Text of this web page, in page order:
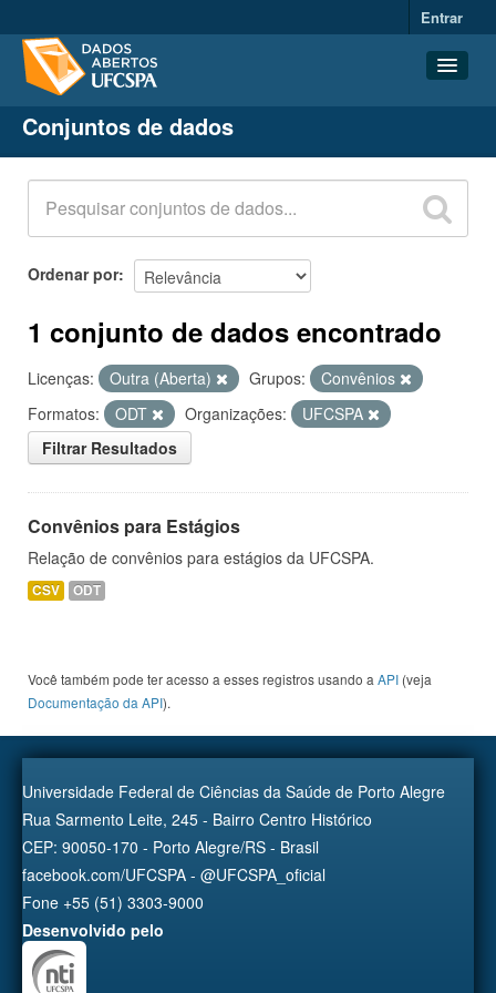
Entrar
Conjuntos de dados
Organizações
Grupos
Sobre
Conjuntos de dados
Ordenar por
1 conjunto de dados encontrado
Licenças: Outra (Aberta) Grupos:
Convênios
Formatos:
ODT Organizações:
UFCSPA
Filtrar Resultados
Convênios para Estágios
Relação de convênios para estágios da UFCSPA.
CSV ODT
Você também pode ter acesso a esses registros usando a API (veja
Documentação da API).
Universidade Federal de Ciências da Saúde de Porto Alegre
Rua Sarmento Leite, 245 - Bairro Centro Histórico
CEP: 90050-170 - Porto Alegre/RS - Brasil
facebook.com/UFCSPA - @UFCSPA_oficial
Fone +55 (51) 3303-9000
Desenvolvido pelo